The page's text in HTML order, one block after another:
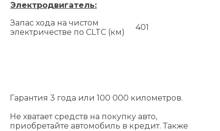
Электродвигатель:
Запас хода на чистом
электричестве по CLTC (км)
401
Гарантия 3 года или 100 000 километров.
Не хватает средств на покупку авто,
приобретайте автомобиль в кредит. Также